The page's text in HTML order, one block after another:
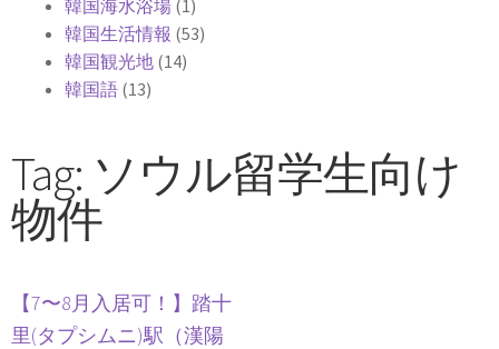
韓国海水浴場 (1)
韓国生活情報 (53)
韓国観光地 (14)
韓国語 (13)
Tag: ソウル留学生向け
物件
【7〜8月入居可！】踏十
里(タプシムニ)駅（漢陽